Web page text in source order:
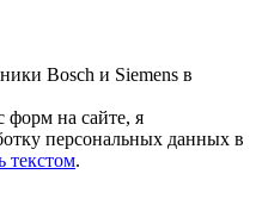
Bosch и Siemens в
на сайте, я
персональных данных в
текстом.